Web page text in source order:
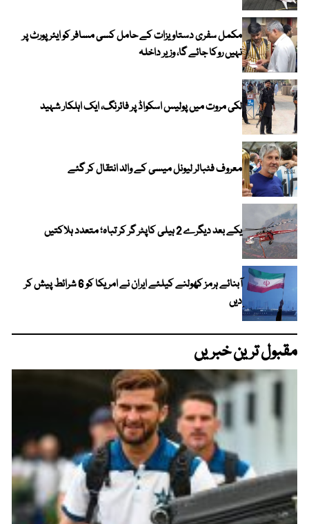
مکمل سفری دستاویزات کے حامل کسی مسافر کو ایئرپورٹ پر
نہیں روکا جائے گا، وزیر داخلہ
لکی مروت میں پولیس اسکواڈ پر فائرنگ، ایک اہلکار شہید
معروف فٹبالر لیونل میسی کے والد انتقال کر گئے
یکے بعد دیگرے 2 ہیلی کاپٹر گر کر تباہ؛ متعدد ہلاکتیں
آبنائے ہرمز کھولنے کیلئے ایران نے امریکا کو 6 شرائط پیش کر
دیں
مقبول ترین خبریں